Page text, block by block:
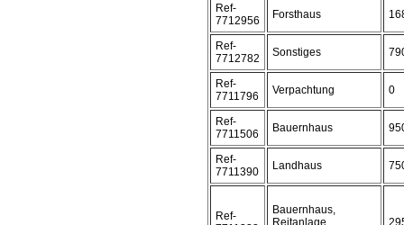
Ref-
7712956
Forsthaus
Ref-
7712782
Sonstiges
Ref-
7711796
Verpachtung 0
Ref-
7711506
Bauernhaus
Ref-
7711390
Landhaus
Ref-
Bauernhaus,
Reitanlage,